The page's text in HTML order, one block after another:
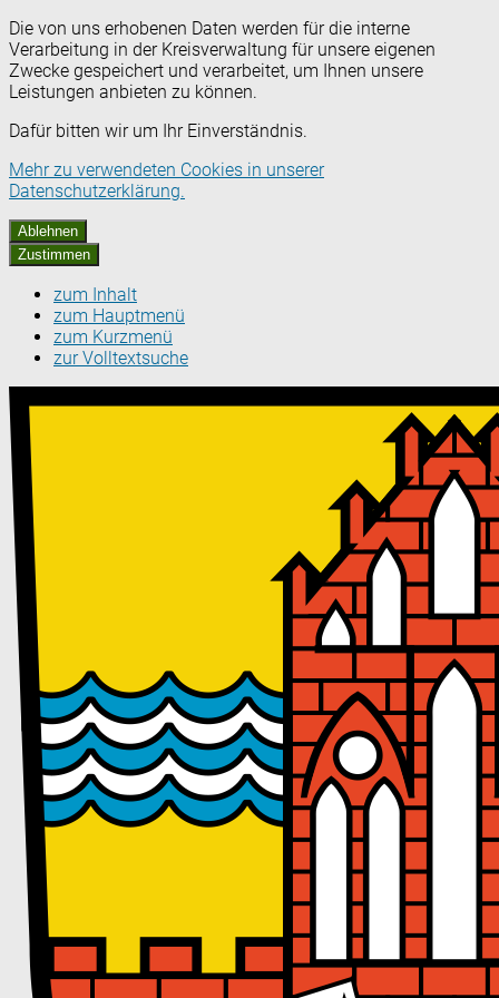
Die von uns erhobenen Daten werden für die interne
Verarbeitung in der Kreisverwaltung für unsere eigenen
Zwecke gespeichert und verarbeitet, um Ihnen unsere
Leistungen anbieten zu können.
Dafür bitten wir um Ihr Einverständnis.
Mehr zu verwendeten Cookies in unserer
Datenschutzerklärung.
Ablehnen
Zustimmen
zum Inhalt
zum Hauptmenü
zum Kurzmenü
zur Volltextsuche